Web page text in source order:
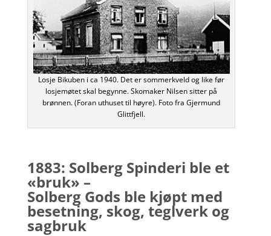
Losje Bikuben i ca 1940. Det er sommerkveld og like før
losjemøtet skal begynne. Skomaker Nilsen sitter på
brønnen. (Foran uthuset til høyre). Foto fra Gjermund
Glittfjell.
1883: Solberg Spinderi ble et
«bruk» –
Solberg Gods ble kjøpt med
besetning, skog, teglverk og
sagbruk